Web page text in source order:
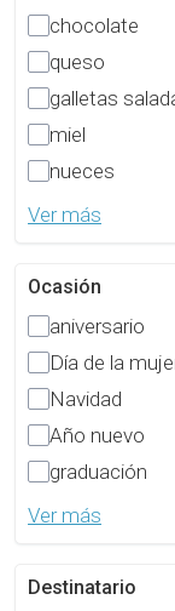
chocolate
queso
galletas
miel
nueces
Ver más
Ocasión
aniversario
Día de la
Navidad
Año nuevo
graduación
Ver más
Destinatario